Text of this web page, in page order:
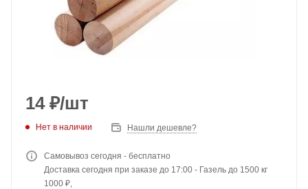
14₽/шт
Нет в наличии Нашли дешевле?
Самовывоз сегодня - бесплатно
Доставка сегодня при заказе до 17:00 - Газель до 1500 кг
1000 ₽,